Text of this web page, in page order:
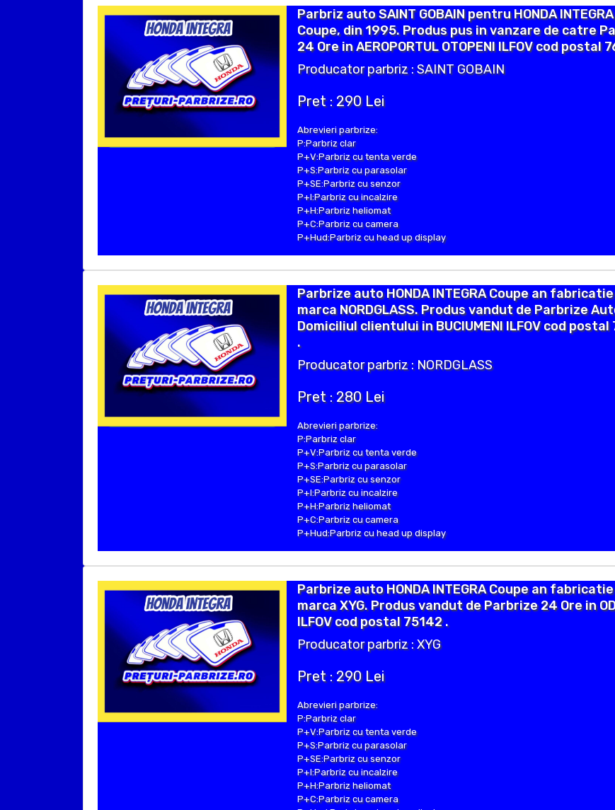
Parbriz auto SAINT GOBAIN pentru HONDA INTEGRA
Coupe, din 1995. Produs pus in vanzare de catre
24 Ore in AEROPORTUL OTOPENI ILFOV cod postal
Producator parbriz : SAINT GOBAIN
Pret : 290 Lei
Abrevieri parbrize:
P:Parbriz clar
P+V:Parbriz cu tenta verde
P+S:Parbriz cu parasolar
P+SE:Parbriz cu senzor
P+I:Parbriz cu incalzire
P+H:Parbriz heliomat
P+C:Parbriz cu camera
P+Hud:Parbriz cu head up display
Parbrize auto HONDA INTEGRA Coupe an
marca NORDGLASS. Produs vandut de Parbrize
Domiciliul clientului in BUCIUMENI ILFOV cod postal
.
Producator parbriz : NORDGLASS
Pret : 280 Lei
Abrevieri parbrize:
P:Parbriz clar
P+V:Parbriz cu tenta verde
P+S:Parbriz cu parasolar
P+SE:Parbriz cu senzor
P+I:Parbriz cu incalzire
P+H:Parbriz heliomat
P+C:Parbriz cu camera
P+Hud:Parbriz cu head up display
Parbrize auto HONDA INTEGRA Coupe an
marca XYG. Produs vandut de Parbrize 24 Ore in
ILFOV cod postal 75142 .
Producator parbriz : XYG
Pret : 290 Lei
Abrevieri parbrize:
P:Parbriz clar
P+V:Parbriz cu tenta verde
P+S:Parbriz cu parasolar
P+SE:Parbriz cu senzor
P+I:Parbriz cu incalzire
P+H:Parbriz heliomat
P+C:Parbriz cu camera